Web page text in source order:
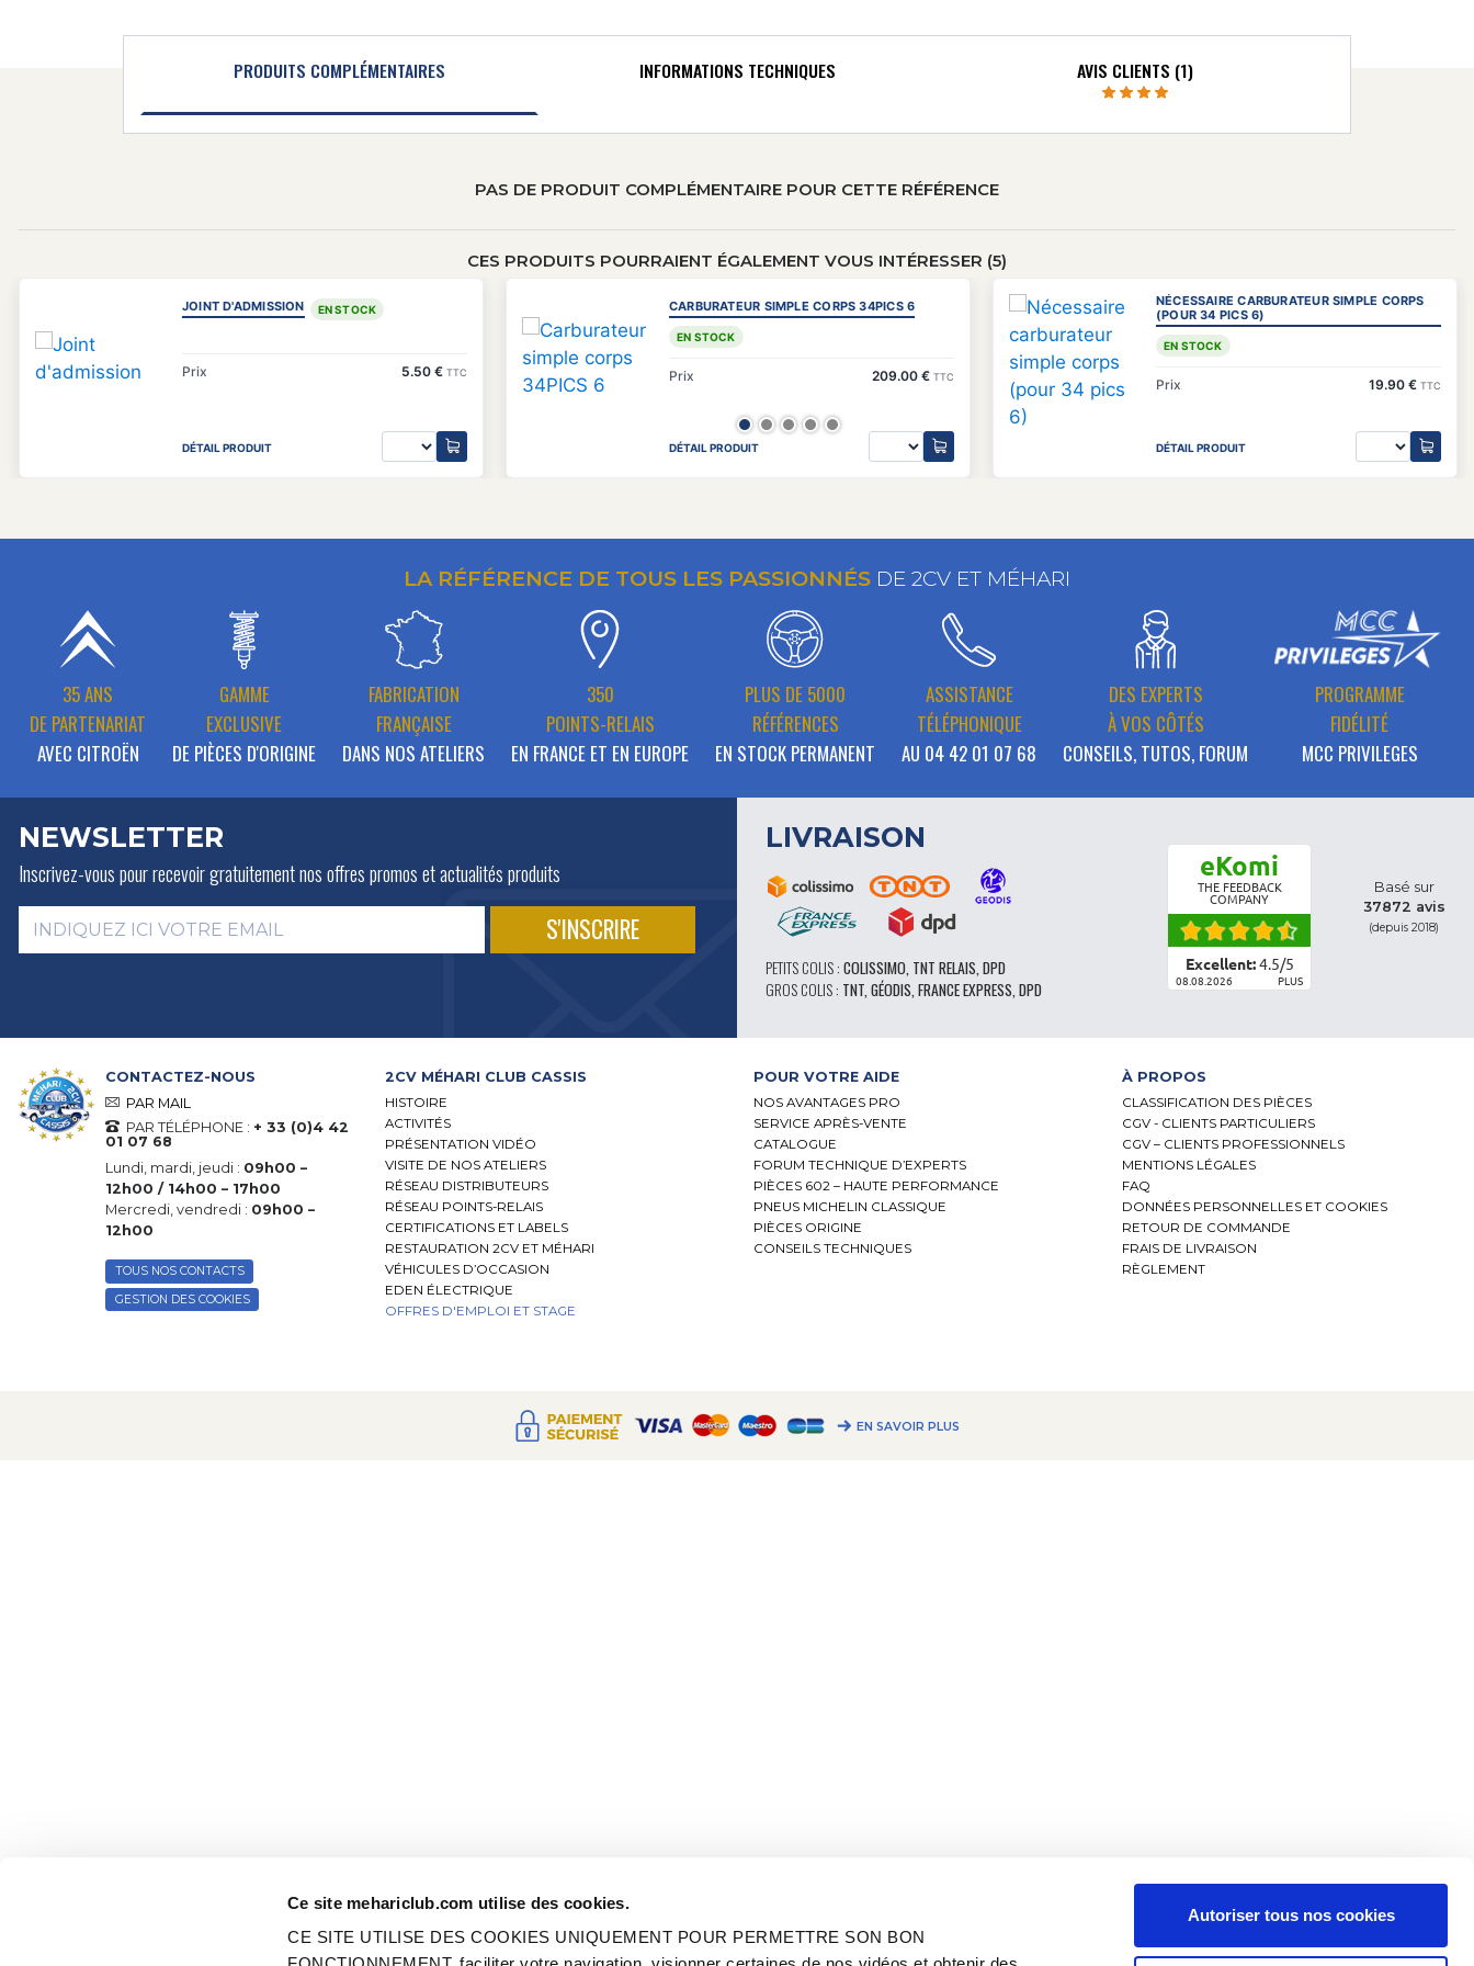
Ce site mehariclub.com utilise des cookies.
CE SITE UTILISE DES COOKIES UNIQUEMENT POUR PERMETTRE SON BON
Autoriser tous nos cookies
PRODUITS COMPLÉMENTAIRES INFORMATIONS TECHNIQUES AVIS CLIENTS (1)
PAS DE PRODUIT COMPLÉMENTAIRE POUR CETTE RÉFÉRENCE
CES PRODUITS POURRAIENT ÉGALEMENT VOUS INTÉRESSER (5)
JOINT D'ADMISSION EN STOCK
Prix 5.50 € TTC
DÉTAIL PRODUIT
CARBURATEUR SIMPLE CORPS 34PICS 6
EN STOCK
Prix 209.00 € TTC
DÉTAIL PRODUIT
NÉCESSAIRE CARBURATEUR SIMPLE CORPS
(POUR 34 PICS 6)
EN STOCK
Prix 19.90 € TTC
DÉTAIL PRODUIT
LA RÉFÉRENCE DE TOUS LES PASSIONNÉS DE 2CV ET MÉHARI
35 ANS
DE PARTENARIAT
AVEC CITROËN
GAMME
EXCLUSIVE
DE PIÈCES D'ORIGINE
FABRICATION
FRANÇAISE
DANS NOS ATELIERS
350
POINTS-RELAIS
EN FRANCE ET EN EUROPE
PLUS DE 5000
RÉFÉRENCES
EN STOCK PERMANENT
ASSISTANCE
TÉLÉPHONIQUE
AU 04 42 01 07 68
DES EXPERTS
À VOS CÔTÉS
CONSEILS, TUTOS, FORUM
PROGRAMME
FIDÉLITÉ
MCC PRIVILEGES
NEWSLETTER
Inscrivez-vous pour recevoir gratuitementnos offres promos et actualités produits
LIVRAISON
PETITS COLIS : COLISSIMO, TNT RELAIS, DPD
GROS COLIS : TNT, GÉODIS, FRANCE EXPRESS, DPD
eKomi
THE FEEDBACK
COMPANY
Excellent:4.5/5
08.08.2026 PLUS
Basé sur
37872 avis
(depuis 2018)
CONTACTEZ-NOUS
PAR MAIL
PAR TÉLÉPHONE : + 33 (0)4 42
01 07 68
Lundi, mardi, jeudi : 09h00 –
12h00 / 14h00 – 17h00
Mercredi, vendredi : 09h00 –
12h00
TOUS NOS CONTACTS
GESTION DES COOKIES
2CV MÉHARI CLUB CASSIS
HISTOIRE
ACTIVITÉS
PRÉSENTATION VIDÉO
VISITE DE NOS ATELIERS
RÉSEAU DISTRIBUTEURS
RÉSEAU POINTS-RELAIS
CERTIFICATIONS ET LABELS
RESTAURATION 2CV ET MÉHARI
VÉHICULES D’OCCASION
EDEN ÉLECTRIQUE
OFFRES D'EMPLOI ET STAGE
POUR VOTRE AIDE
NOS AVANTAGES PRO
SERVICE APRÈS-VENTE
CATALOGUE
FORUM TECHNIQUE D’EXPERTS
PIÈCES 602 – HAUTE PERFORMANCE
PNEUS MICHELIN CLASSIQUE
PIÈCES ORIGINE
CONSEILS TECHNIQUES
À PROPOS
CLASSIFICATION DES PIÈCES
CGV - CLIENTS PARTICULIERS
CGV – CLIENTS PROFESSIONNELS
MENTIONS LÉGALES
FAQ
DONNÉES PERSONNELLES ET COOKIES
RETOUR DE COMMANDE
FRAIS DE LIVRAISON
RÈGLEMENT
EN SAVOIR PLUS